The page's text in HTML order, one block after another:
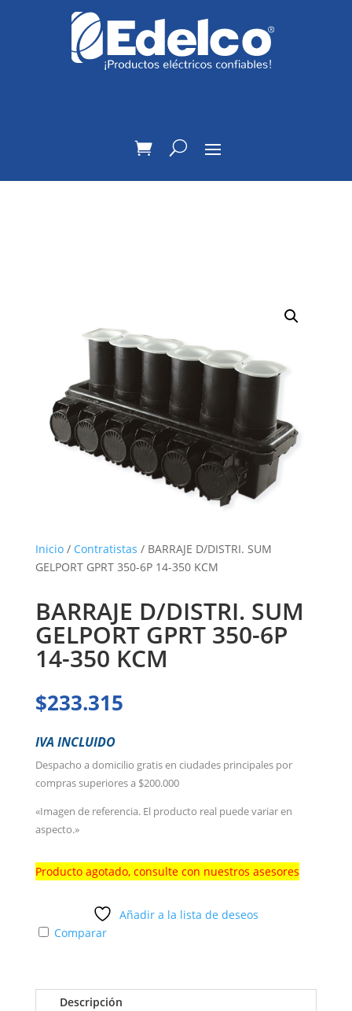
Inicio/ Contratistas / BARRAJE D/DISTRI. SUM
GELPORT GPRT 350-6P 14-350 KCM
BARRAJE D/DISTRI. SUM
GELPORT GPRT 350-6P
14-350 KCM
$233.315
IVA INCLUIDO
Despacho a domicilio gratis en ciudades principales por
compras superiores a $200.000
«Imagen de referencia. El producto real puede variar en
aspecto.»
Producto agotado, consulte con nuestros asesores
Añadir a la lista de deseos
Comparar
Descripción